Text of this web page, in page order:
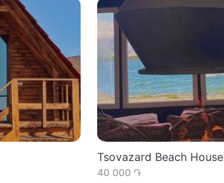
Tsovazard Beach House
40 000 ֏